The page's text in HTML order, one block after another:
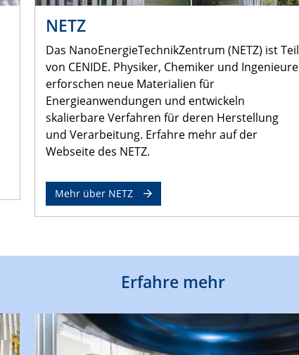
NETZ
Das NanoEnergieTechnikZentrum (NETZ) ist Teil
von CENIDE. Physiker, Chemiker und Ingenieure
erforschen neue Materialien für
Energieanwendungen und entwickeln
skalierbare Verfahren für deren Herstellung
und Verarbeitung. Erfahre mehr auf der
Webseite des NETZ.
Mehr über NETZ
Erfahre mehr